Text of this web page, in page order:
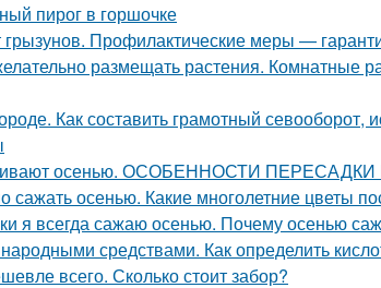
пирог в горшочке
грызунов. Профилактические меры —
размещать растения. Комнатные
Как составить грамотный севооборот,
осенью. ОСОБЕННОСТИ
сажать осенью. Какие многолетние цветы
я всегда сажаю осенью. Почему осенью
средствами. Как определить
всего. Сколько стоит забор?